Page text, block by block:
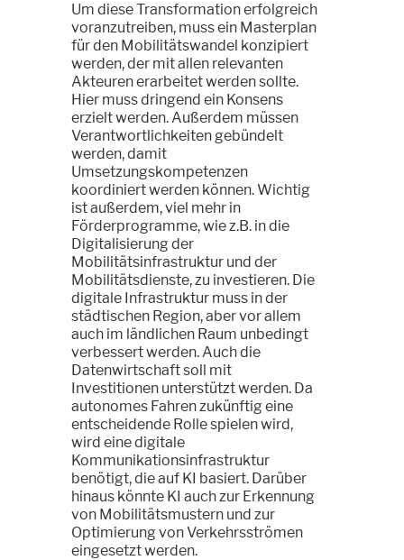
Um diese Transformation erfolgreich
voranzutreiben, muss ein Masterplan
für den Mobilitätswandel konzipiert
werden, der mit allen relevanten
Akteuren erarbeitet werden sollte.
Hier muss dringend ein Konsens
erzielt werden. Außerdem müssen
Verantwortlichkeiten gebündelt
werden, damit
Umsetzungskompetenzen
koordiniert werden können. Wichtig
ist außerdem, viel mehr in
Förderprogramme, wie z.B. in die
Digitalisierung der
Mobilitätsinfrastruktur und der
Mobilitätsdienste, zu investieren. Die
digitale Infrastruktur muss in der
städtischen Region, aber vor allem
auch im ländlichen Raum unbedingt
verbessert werden. Auch die
Datenwirtschaft soll mit
Investitionen unterstützt werden. Da
autonomes Fahren zukünftig eine
entscheidende Rolle spielen wird,
wird eine digitale
Kommunikationsinfrastruktur
benötigt, die auf KI basiert. Darüber
hinaus könnte KI auch zur Erkennung
von Mobilitätsmustern und zur
Optimierung von Verkehrsströmen
eingesetzt werden.